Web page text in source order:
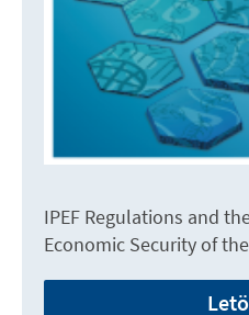
IPEF Regulations and
Economic Security of